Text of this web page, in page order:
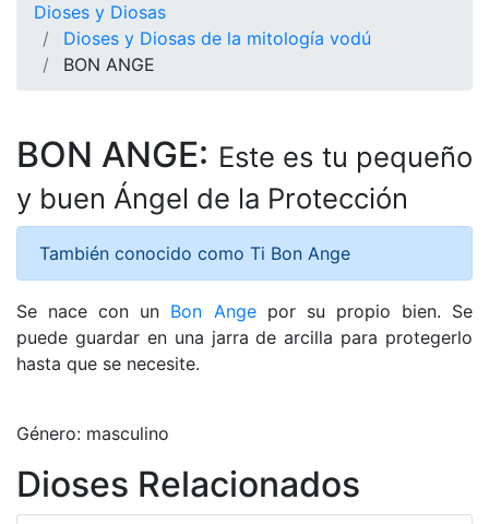
Dioses y Diosas
Dioses y Diosas de la mitología vodú
BON ANGE
BON ANGE: Este es tu pequeño
y buen Ángel de la Protección
También conocido como Ti Bon Ange
Se nace con un Bon Angepor su propio bien. Se
puede guardar en una jarra de arcilla para protegerlo
hasta que se necesite.
Género: masculino
Dioses Relacionados